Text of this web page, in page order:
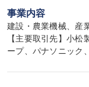
事業内容
建設・農業機械、産
【主要取引先】小
ープ、パナソニック